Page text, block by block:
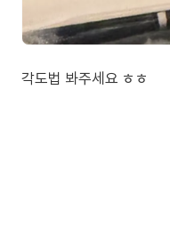
각도법 봐주세요 ㅎㅎ